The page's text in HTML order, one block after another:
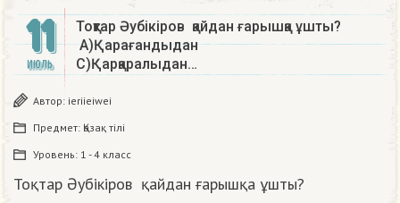
11
ИЮЛЬ
Тоқтар Әубікіров қайдан ғарышқа ұшты?
А)Қарағандыдан
С)Қарқаралыдан…
Автор: ieriieiwei
Предмет: Қазақ тiлi
Уровень: 1 - 4 класс
Тоқтар Әубікіров қайдан ғарышқа ұшты?